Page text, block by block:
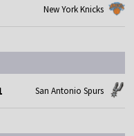
New York Knicks
San Antonio Spurs